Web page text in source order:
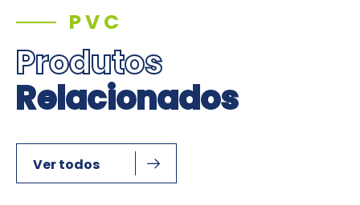
PVC
Produtos
Relacionados
Ver todos